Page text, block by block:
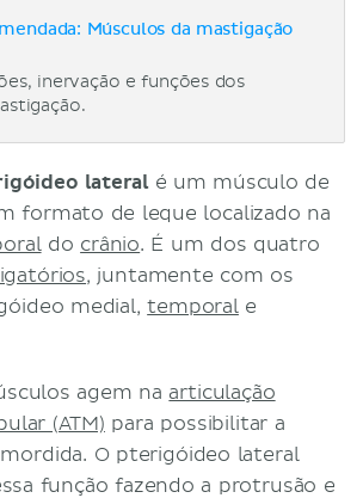
Músculos da mastigação
inervação e funções dos
lateralé um músculo de
formato de leque localizado na
do crânio. É um dos quatro
, juntamente com os
medial,temporale
agem na articulação
(ATM) para possibilitar a
O pterigóideo lateral
função fazendo a protrusão e